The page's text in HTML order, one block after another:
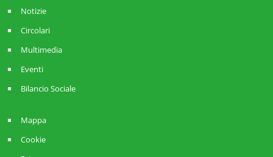
Notizie
Circolari
Multimedia
Eventi
Bilancio Sociale
Mappa
Cookie